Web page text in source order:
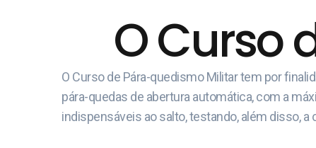
O Curso
O Curso de Pára-quedismo Militar tem por
pára-quedas de abertura automática, com a
indispensáveis ao salto, testando, além disso,